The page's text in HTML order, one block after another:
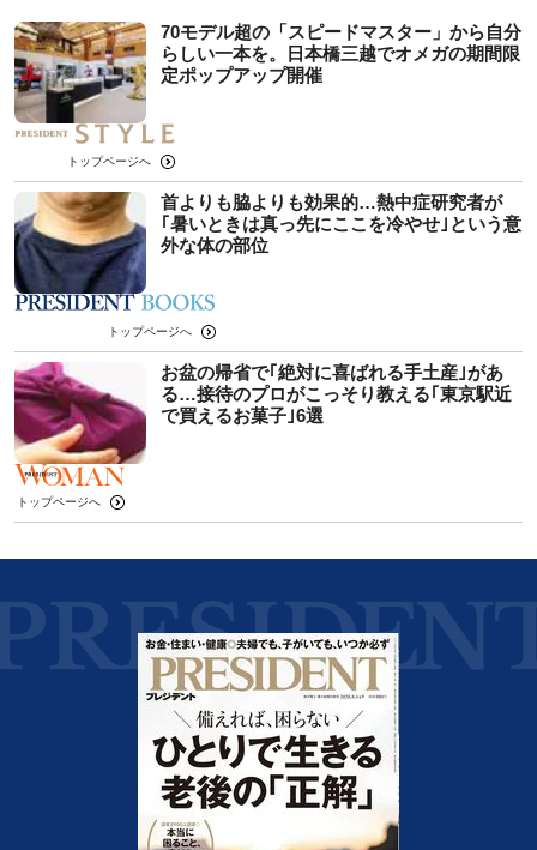
70モデル超の「スピードマスター」から自分
らしい一本を。日本橋三越でオメガの期間限
定ポップアップ開催
トップページへ
首よりも脇よりも効果的…熱中症研究者が
｢暑いときは真っ先にここを冷やせ｣という意
外な体の部位
トップページへ
お盆の帰省で｢絶対に喜ばれる手土産｣があ
る…接待のプロがこっそり教える｢東京駅近
で買えるお菓子｣6選
トップページへ